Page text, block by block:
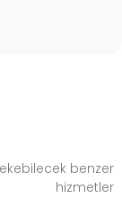
benzer
hizmetler